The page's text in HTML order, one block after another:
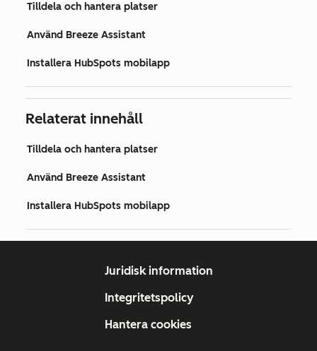
Tilldela och hantera platser
Använd Breeze Assistant
Installera HubSpots mobilapp
Relaterat innehåll
Tilldela och hantera platser
Använd Breeze Assistant
Installera HubSpots mobilapp
Juridisk information
Integritetspolicy
Hantera cookies